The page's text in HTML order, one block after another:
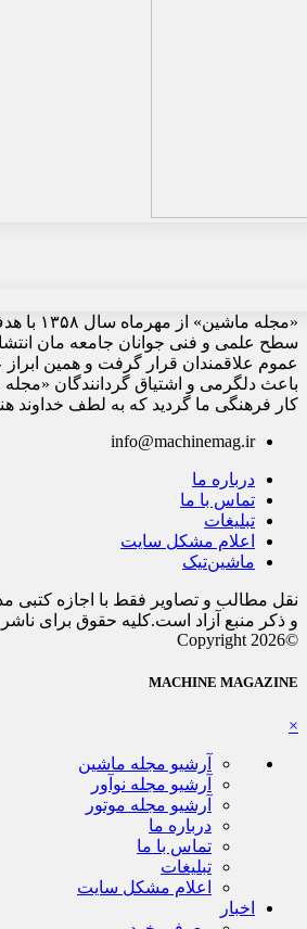
«مجله
سطح علمی و فنی جوانان جامعه مان
عموم علاقمندان قرار گرفت و همین
باعث دلگرمی و اشتیاق گردانندگان
کار فرهنگی ما گردید که به لطف خداوند
info@machinemag.ir
درباره ما
تماس با ما
تبلیغات
اعلام مشکل سایت
ماشین‌تیک
نقل مطالب و تصاویر فقط با اجازه کتبی
و ذکر منبع آزاد است.کلیه حقوق برای
©Copyright 2026
MACHINE MAGAZINE
×
آرشیو مجله ماشین
آرشیو مجله نوآور
آرشیو مجله موتور
درباره ما
تماس با ما
تبلیغات
اعلام مشکل سایت
اخبار